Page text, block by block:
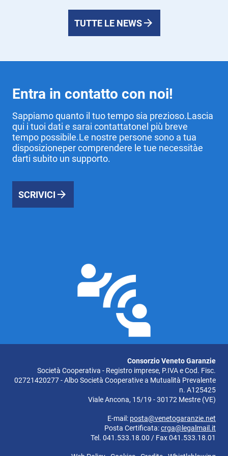
TUTTE LE NEWS
Entra in contatto con noi!
Sappiamo quanto il tuo tempo sia prezioso.Lascia
qui i tuoi dati e sarai contattatonel più breve
tempo possibile.Le nostre persone sono a tua
disposizioneper comprendere le tue necessitàe
darti subito un supporto.
SCRIVICI
Consorzio Veneto Garanzie
Società Cooperativa - Registro imprese, P.IVA e Cod. Fisc.
02721420277 - Albo Società Cooperative a Mutualità Prevalente
n. A125425
Viale Ancona, 15/19 - 30172 Mestre (VE)
E-mail: posta@venetogaranzie.net
Posta Certificata:crga@legalmail.it
Tel. 041.533.18.00 / Fax 041.533.18.01